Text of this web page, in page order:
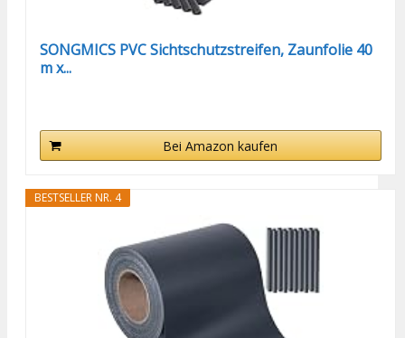
SONGMICS PVC Sichtschutzstreifen, Zaunfolie 40
m x...
Bei Amazon kaufen
BESTSELLER NR. 4